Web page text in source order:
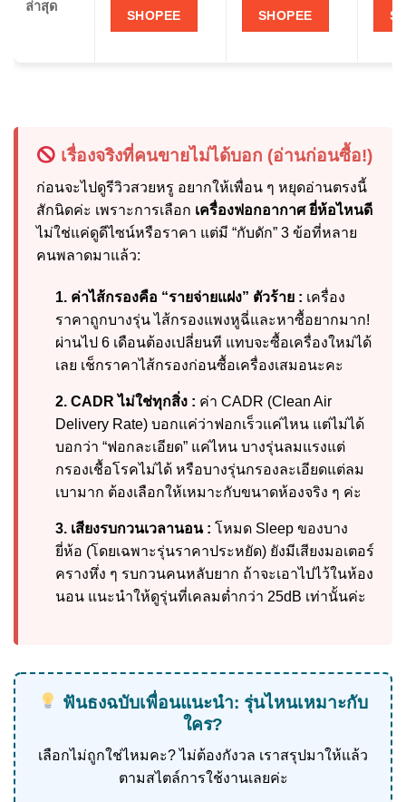
ล่าสุด
SHOPEE SHOPEE
เรื่องจริงที่คนขายไม่ได้บอก (อ่านก่อนซื้อ!)
ก่อนจะไปดูรีวิวสวยหรู อยากให้เพื่อน ๆ หยุดอ่านตรงนี้
สักนิดค่ะ เพราะการเลือก เครื่องฟอกอากาศ ยี่ห้อไหนดี
ไม่ใช่แค่ดูดีไซน์หรือราคา แต่มี “กับดัก” 3 ข้อที่หลาย
คนพลาดมาแล้ว:
1. ค่าไส้กรองคือ “รายจ่ายแฝง” ตัวร้าย : เครื่อง
ราคาถูกบางรุ่น ไส้กรองแพงหูฉี่และหาซื้อยากมาก!
ผ่านไป 6 เดือนต้องเปลี่ยนที แทบจะซื้อเครื่องใหม่ได้
เลย เช็กราคาไส้กรองก่อนซื้อเครื่องเสมอนะคะ
2. CADR ไม่ใช่ทุกสิ่ง : ค่า CADR (Clean Air
Delivery Rate) บอกแค่ว่าฟอกเร็วแค่ไหน แต่ไม่ได้
บอกว่า “ฟอกละเอียด” แค่ไหน บางรุ่นลมแรงแต่
กรองเชื้อโรคไม่ได้ หรือบางรุ่นกรองละเอียดแต่ลม
เบามาก ต้องเลือกให้เหมาะกับขนาดห้องจริง ๆ ค่ะ
3. เสียงรบกวนเวลานอน : โหมด Sleep ของบาง
ยี่ห้อ (โดยเฉพาะรุ่นราคาประหยัด) ยังมีเสียงมอเตอร์
ครางหึ่ง ๆ รบกวนคนหลับยาก ถ้าจะเอาไปไว้ในห้อง
นอน แนะนำให้ดูรุ่นที่เคลมต่ำกว่า 25dB เท่านั้นค่ะ
ฟันธงฉบับเพื่อนแนะนำ: รุ่นไหนเหมาะกับ
ใคร?
เลือกไม่ถูกใช่ไหมคะ? ไม่ต้องกังวล เราสรุปมาให้แล้ว
ตามสไตล์การใช้งานเลยค่ะ